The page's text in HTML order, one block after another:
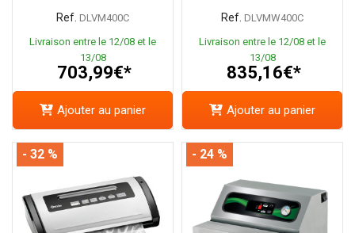
Ref. DLVM400C
Livraison entre le 12/08 et le
13/08
703,99€*
Ajouter au panier
Ref. DLVMW400C
Livraison entre le 12/08 et le
13/08
835,16€*
Ajouter au panier
- 32 % - 24 %